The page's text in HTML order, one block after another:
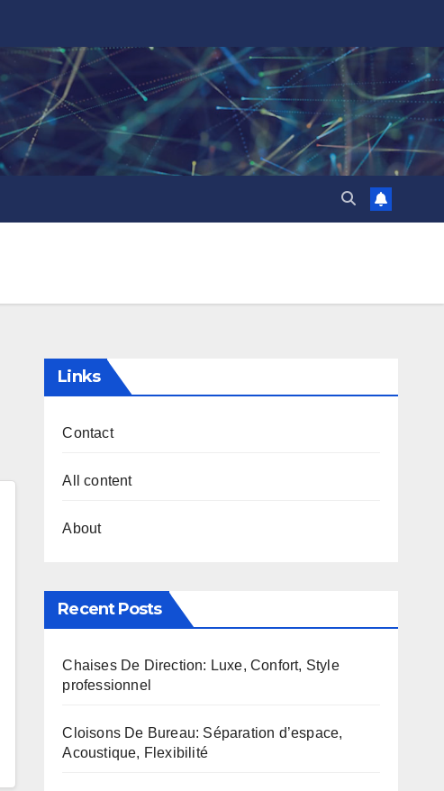
Links
Contact
All content
About
Recent Posts
Chaises De Direction: Luxe, Confort, Style
professionnel
Cloisons De Bureau: Séparation d’espace,
Acoustique, Flexibilité